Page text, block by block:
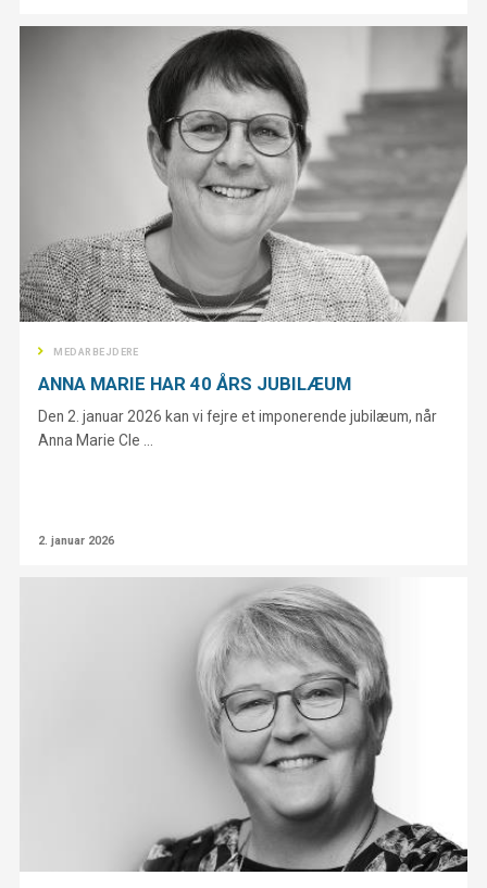
MEDARBEJDERE
ANNA MARIE HAR 40 ÅRS JUBILÆUM
Den 2. januar 2026 kan vi fejre et imponerende jubilæum, når
Anna Marie Cle ...
2. januar 2026